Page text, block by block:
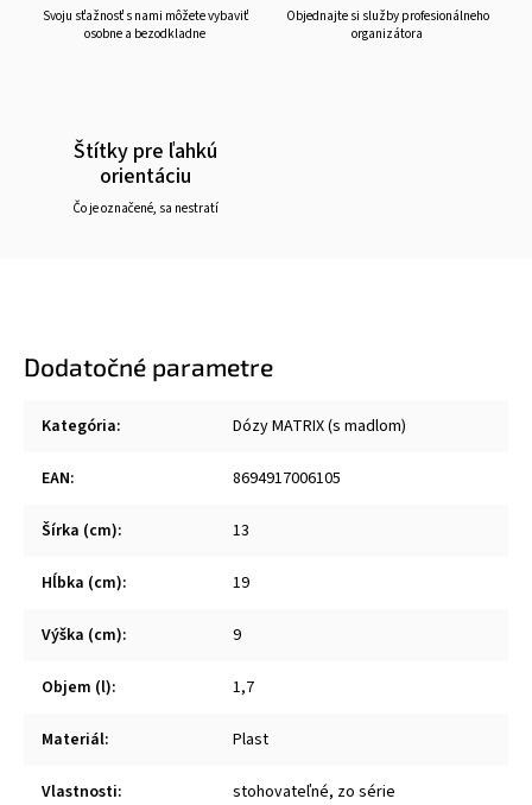
Svoju sťažnosť s nami môžete vybaviť
osobne a bezodkladne
Objednajte si služby profesionálneho
organizátora
Štítky pre ľahkú
orientáciu
Čo je označené, sa nestratí
Dodatočné parametre
Kategória: Dózy MATRIX (s madlom)
EAN: 8694917006105
Šírka (cm): 13
Hĺbka (cm): 19
Výška (cm): 9
Objem (l): 1,7
Materiál: Plast
Vlastnosti: stohovateľné, zo série